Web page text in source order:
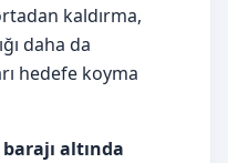
kaldırma,
daha da
hedefe koyma
barajı altında